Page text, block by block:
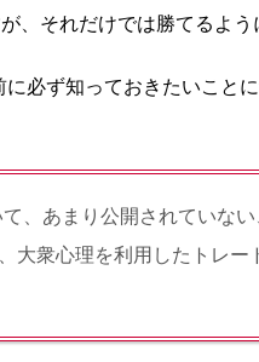
、それだけでは勝てるよう
必ず知っておきたいことに
、あまり公開されていな
大衆心理を利用したトレー